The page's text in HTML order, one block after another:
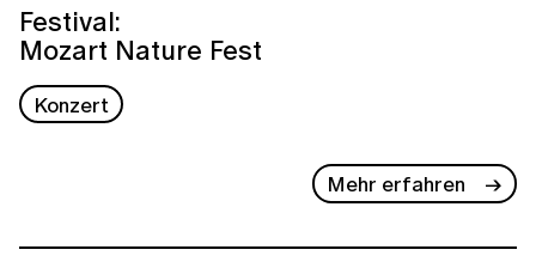
Festival:
Mozart Nature Fest
Konzert
Mehr erfahren